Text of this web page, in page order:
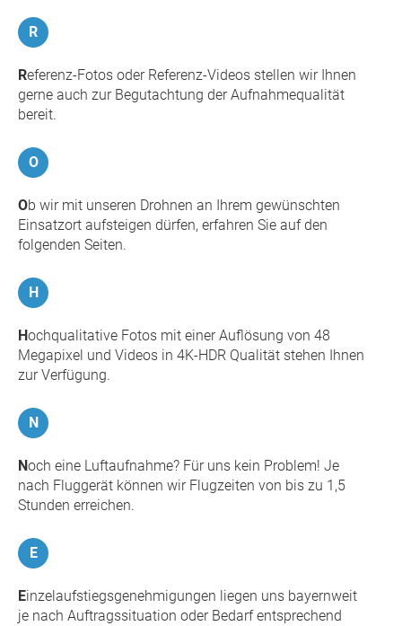
R
Referenz-Fotos oder Referenz-Videos stellen wir Ihnen
gerne auch zur Begutachtung der Aufnahmequalität
bereit.
O
Ob wir mit unseren Drohnen an Ihrem gewünschten
Einsatzort aufsteigen dürfen, erfahren Sie auf den
folgenden Seiten.
H
Hochqualitative Fotos mit einer Auflösung von 48
Megapixel und Videos in 4K-HDR Qualität stehen Ihnen
zur Verfügung.
N
Noch eine Luftaufnahme? Für uns kein Problem! Je
nach Fluggerät können wir Flugzeiten von bis zu 1,5
Stunden erreichen.
E
Einzelaufstiegsgenehmigungen liegen uns bayernweit
je nach Auftragssituation oder Bedarf entsprechend